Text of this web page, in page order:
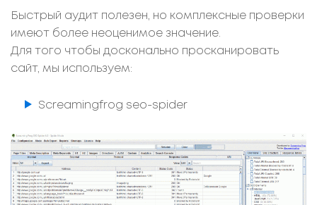
Быстрый аудит полезен, но комплексные проверки
имеют более неоценимое значение.
Для того чтобы досконально просканировать
сайт, мы используем:
Screamingfrog seo-spider